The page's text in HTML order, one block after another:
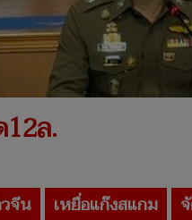
ล.
จีน เหยื่อแก๊งสแกม